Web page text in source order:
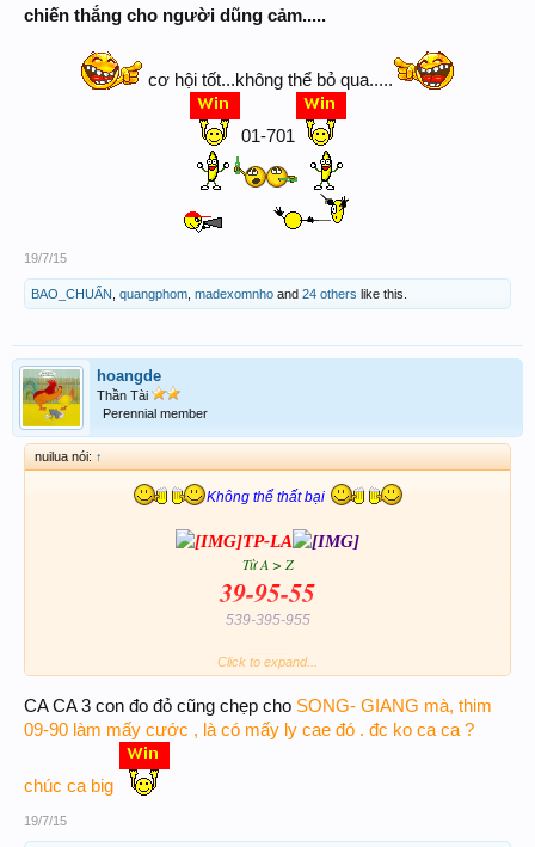
chiến thắng cho người dũng cảm.....
cơ hội tốt...không thể bỏ qua.....
01-701
19/7/15
BAO_CHUẨN quangphom madexomnho and 24 others like this.
hoangde
Thần Tài
Perennial member
nuilua nói: ↑
Không thể thất bại
TP-LA
Từ A > Z
39-95-55
539-395-955
đá đá
39-95-55- 89-98
kết quả giải
Click to expand...
CA CA 3 con đo đỏ cũng chẹp cho SONG- GIANG mà, thim
09-90 làm mấy cước , là có mấy ly cae đó . đc ko ca ca ?
chúc ca big
19/7/15